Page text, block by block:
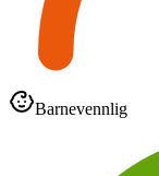
Barnevennlig